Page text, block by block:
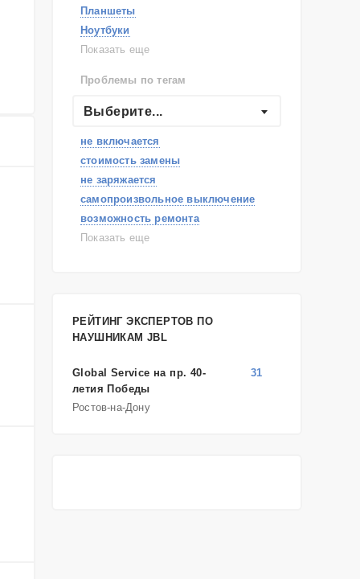
Планшеты
Ноутбуки
Холодильники
Посудомоечные машины
Наушники
Показать еще
Проблемы по тегам
Выберите...
не включается
стоимость замены
не заряжается
самопроизвольное выключение
возможность ремонта
самостоятельный ремонт
решение проблемы
Показать еще
РЕЙТИНГ ЭКСПЕРТОВ ПО
НАУШНИКАМ JBL
Global Service на пр. 40-
летия Победы
Ростов-на-Дону
31